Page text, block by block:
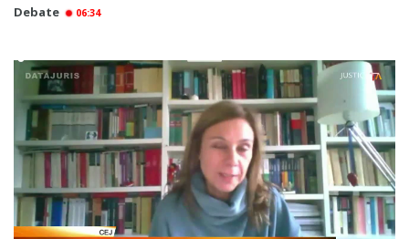
Debate 06:34